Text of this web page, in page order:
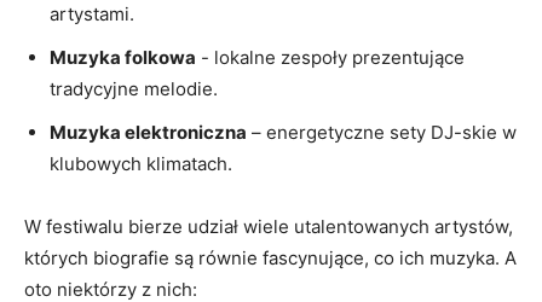
artystami.
Muzyka folkowa ​-⁢ lokalne zespoły prezentujące
tradycyjne⁢ melodie.
Muzyka elektroniczna – energetyczne sety DJ-skie w
klubowych klimatach.
W festiwalu bierze ‌udział wiele utalentowanych artystów,‍
których biografie są ⁢równie ‌fascynujące, co‍ ich muzyka. A
oto ⁣niektórzy z nich: